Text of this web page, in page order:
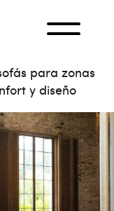
para zonas
y diseño